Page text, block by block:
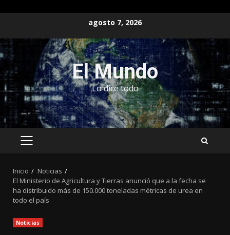
contenido
agosto 7, 2026
El Mundo
Lo dice todo
MENÚ
Inicio
Noticias
El Ministerio de Agricultura y Tierras anunció que a la fecha se
ha distribuido más de 150.000 toneladas métricas de urea en
todo el país
Noticias